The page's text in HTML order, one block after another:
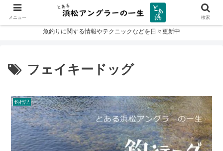
魚釣りに関する情報やテクニックなどを日々更新中
フェイキードッグ
釣行記
メニュー 検索